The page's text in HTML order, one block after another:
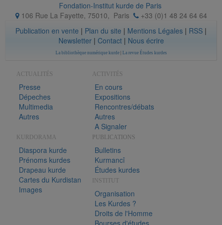
Fondation-Institut kurde de Paris
106 Rue La Fayette, 75010, Paris
+33 (0)1 48 24 64 64
Publication en vente | Plan du site | Mentions Légales | RSS |
Newsletter| Contact| Nous écrire
La bibliothèque numérique kurde| La revue Études kurdes
ACTUALITÉS
Presse
Dépeches
Multimedia
Autres
ACTIVITÉS
En cours
Expositions
Rencontres/débats
Autres
A Signaler
KURDORAMA
Diaspora kurde
Prénoms kurdes
Drapeau kurde
Cartes du Kurdistan
Images
PUBLICATIONS
Bulletins
Kurmancî
Études kurdes
INSTITUT
Organisation
Les Kurdes ?
Droits de l'Homme